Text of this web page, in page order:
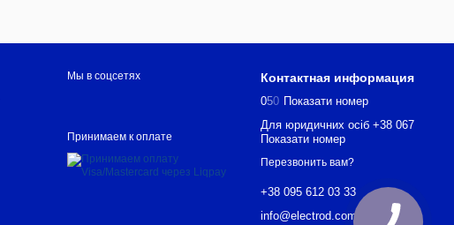
Мы в соцсетях
Принимаем к оплате
Контактная информация
050 Показати номер
Для юридичних осіб +38 067
Показати номер
Перезвонить вам?
+38 095 612 03 33
info@electrod.com.ua